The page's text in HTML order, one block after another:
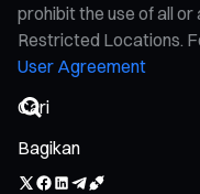
prohibit the use of all
Restricted Locations.
User Agreement
Bagikan